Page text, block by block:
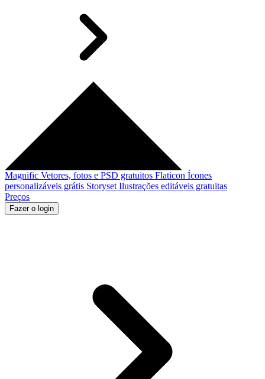
Magnific Vetores, fotos e PSD gratuitos Flaticon Ícones
personalizáveis grátis Storyset Ilustrações editáveis gratuitas
Preços
Fazer o login